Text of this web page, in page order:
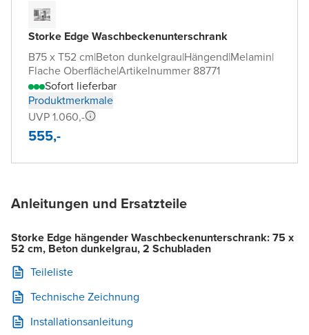
Storke Edge Waschbeckenunterschrank
B75 x T52 cm|Beton dunkelgrau|Hängend|Melamin|
Flache Oberfläche|Artikelnummer 88771
Sofort lieferbar
Produktmerkmale
UVP 1.060,-
555,-
Anleitungen und Ersatzteile
Storke Edge hängender Waschbeckenunterschrank: 75 x
52 cm, Beton dunkelgrau, 2 Schubladen
Teileliste
Technische Zeichnung
Installationsanleitung